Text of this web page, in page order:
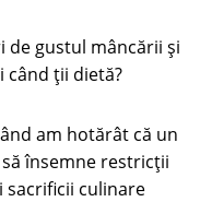
de gustul mâncării şi
când ţii dietă?
am hotărât că un
însemne restricţii
sacrificii culinare